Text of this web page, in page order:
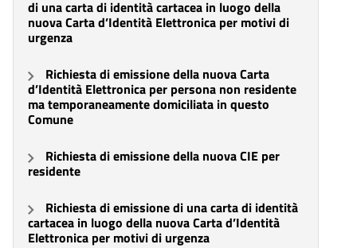
di una carta di identità cartacea in luogo della
nuova Carta d’Identità Elettronica per motivi di
urgenza
Richiesta di emissione della nuova Carta
d’Identità Elettronica per persona non residente
ma temporaneamente domiciliata in questo
Comune
Richiesta di emissione della nuova CIE per
residente
Richiesta di emissione di una carta di identità
cartacea in luogo della nuova Carta d’Identità
Elettronica per motivi di urgenza